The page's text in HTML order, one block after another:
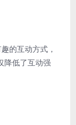
的互动方式，
降低了互动强